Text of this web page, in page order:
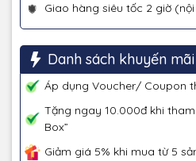
Giao hàng siêu tốc 2 giờ
Danh sách khuyến mãi
Áp dụng Voucher/ Coupon
Tặng ngay 10.000đ khi
Box”
Giảm giá 5% khi mua từ 5